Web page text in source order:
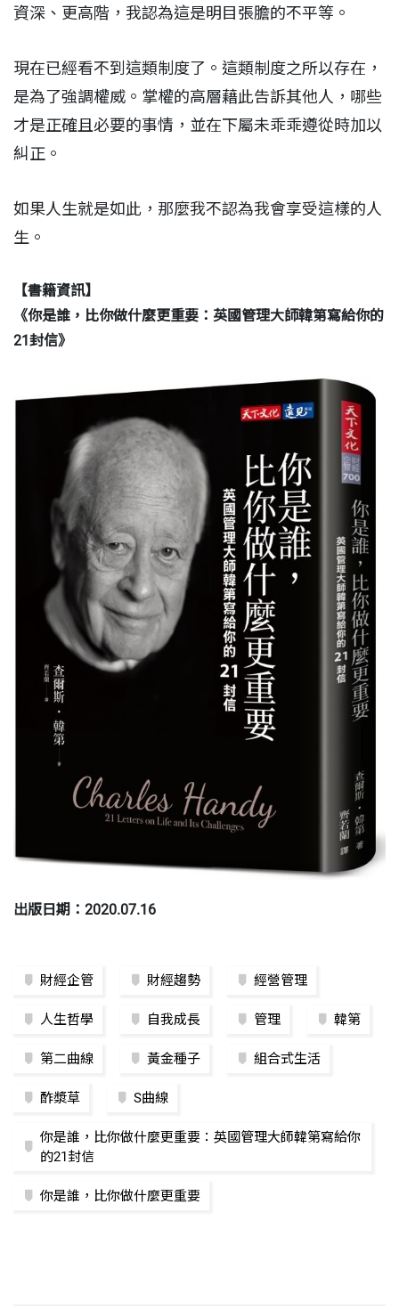
資深、更高階，我認為這是明目張膽的不平等。
現在已經看不到這類制度了。這類制度之所以存在，
是為了強調權威。掌權的高層藉此告訴其他人，哪些
才是正確且必要的事情，並在下屬未乖乖遵從時加以
糾正。
如果人生就是如此，那麼我不認為我會享受這樣的人
生。
【書籍資訊】
《你是誰，比你做什麼更重要：英國管理大師韓第寫給你的
21封信》
出版日期：2020.07.16
財經企管 財經趨勢 經營管理
人生哲學 自我成長 管理 韓第
第二曲線 黃金種子 組合式生活
酢漿草 S曲線
你是誰，比你做什麼更重要：英國管理大師韓第寫給你
的21封信
你是誰，比你做什麼更重要